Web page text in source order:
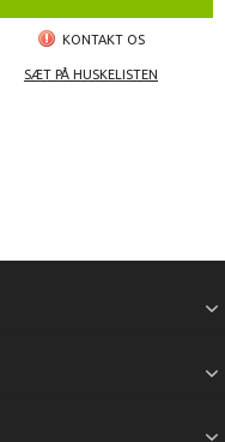
KONTAKT OS
SÆT PÅ HUSKELISTEN